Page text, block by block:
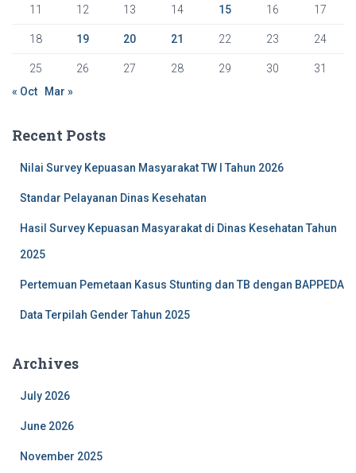
11 12 13 14 15 16 17
18 19 20 21 22 23 24
25 26 27 28 29 30
31
« Oct
Mar »
Recent Posts
Nilai Survey Kepuasan Masyarakat TW I Tahun 2026
Standar Pelayanan Dinas Kesehatan
Hasil Survey Kepuasan Masyarakat di Dinas Kesehatan Tahun
2025
Pertemuan Pemetaan Kasus Stunting dan TB dengan BAPPEDA
Data Terpilah Gender Tahun 2025
Archives
July 2026
June 2026
November 2025